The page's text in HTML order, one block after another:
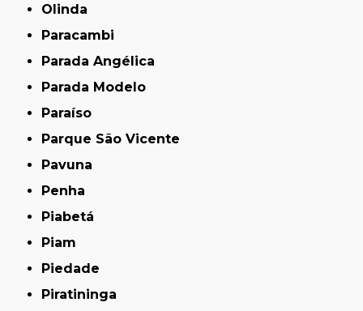
Olinda
Paracambi
Parada Angélica
Parada Modelo
Paraíso
Parque São Vicente
Pavuna
Penha
Piabetá
Piam
Piedade
Piratininga